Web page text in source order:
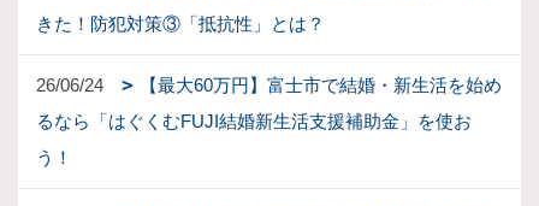
きた！防犯対策③「抵抗性」とは？
26/06/24
【最大60万円】富士市で結婚・新生活を始め
るなら「はぐくむFUJI結婚新生活支援補助金」を使お
う！